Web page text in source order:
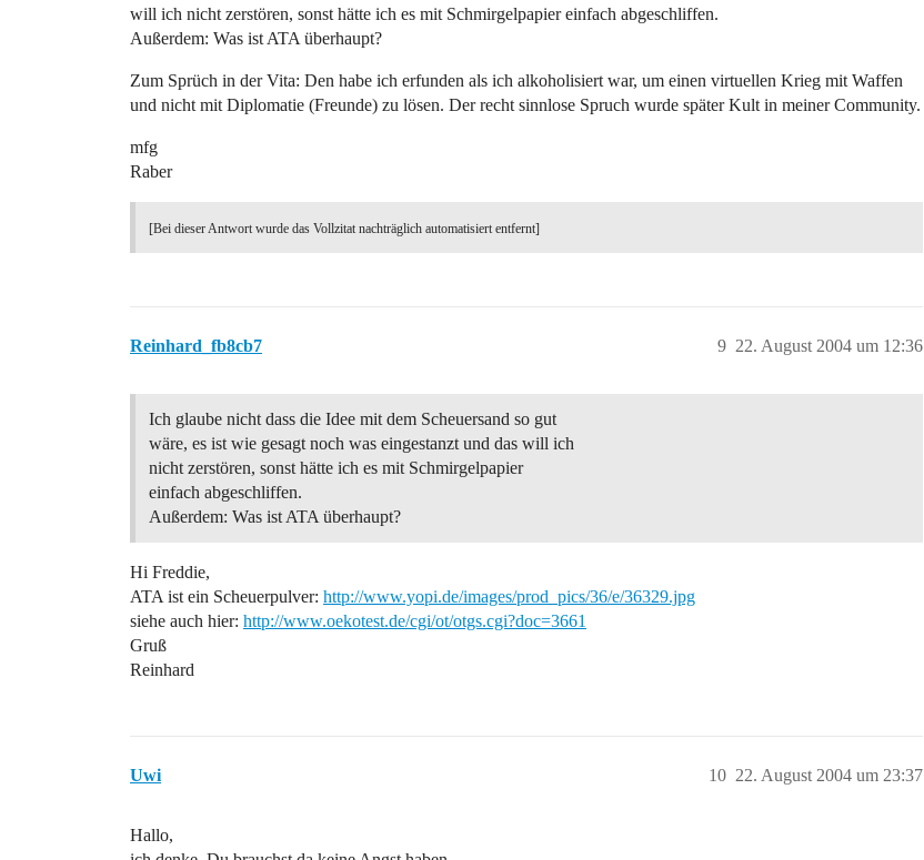
will ich nicht zerstören, sonst hätte ich es mit Schmirgelpapier einfach abgeschliffen.
Außerdem: Was ist ATA überhaupt?
Zum Sprüch in der Vita: Den habe ich erfunden als ich alkoholisiert war, um einen virtuellen Krieg mit Waffen
und nicht mit Diplomatie (Freunde) zu lösen. Der recht sinnlose Spruch wurde später Kult in meiner Community.
mfg
Raber
[Bei dieser Antwort wurde das Vollzitat nachträglich automatisiert entfernt]
Reinhard_fb8cb7 22. August 2004 um 12:36
9
Ich glaube nicht dass die Idee mit dem Scheuersand so gut
wäre, es ist wie gesagt noch was eingestanzt und das will ich
nicht zerstören, sonst hätte ich es mit Schmirgelpapier
einfach abgeschliffen.
Außerdem: Was ist ATA überhaupt?
Hi Freddie,
ATA ist ein Scheuerpulver: http://www.yopi.de/images/prod_pics/36/e/36329.jpg
siehe auch hier: http://www.oekotest.de/cgi/ot/otgs.cgi?doc=3661
Gruß
Reinhard
Uwi 22. August 2004 um 23:37
10
Hallo,